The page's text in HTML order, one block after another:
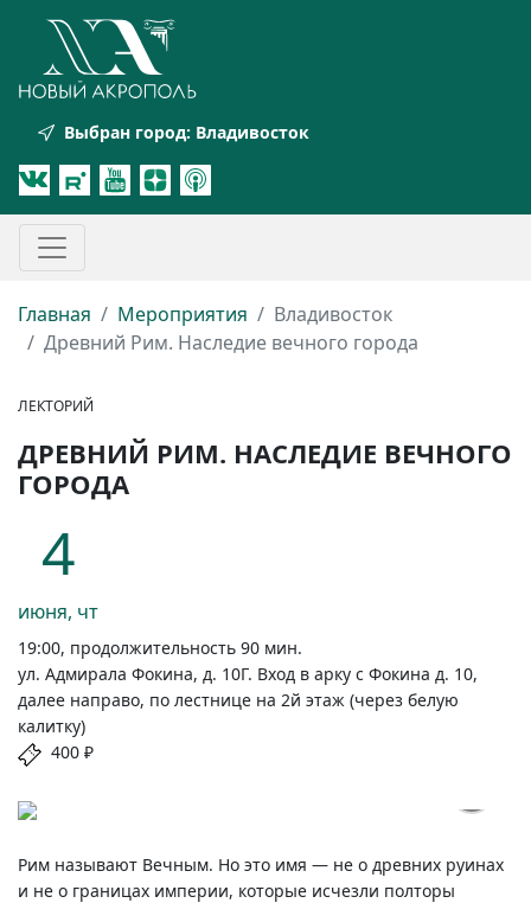
Выбран город: Владивосток
Главная Мероприятия
Владивосток
Древний Рим. Наследие вечного города
ЛЕКТОРИЙ
ДРЕВНИЙ РИМ. НАСЛЕДИЕ ВЕЧНОГО
ГОРОДА
4
июня, чт
19:00, продолжительность 90 мин.
ул. Адмирала Фокина, д. 10Г. Вход в арку с Фокина д. 10,
далее направо, по лестнице на 2й этаж (через белую
калитку)
400 ₽
Рим называют Вечным. Но это имя — не о древних руинах
и не о границах империи, которые исчезли полторы